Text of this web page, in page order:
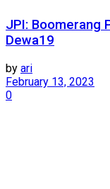
JPI: Boomerang
Dewa19
by ari
February 13, 2023
0